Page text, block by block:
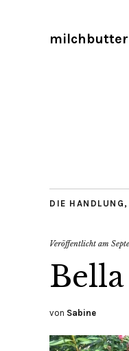
DIE HANDLUNG ,
Veröffentlicht am
von Sabine